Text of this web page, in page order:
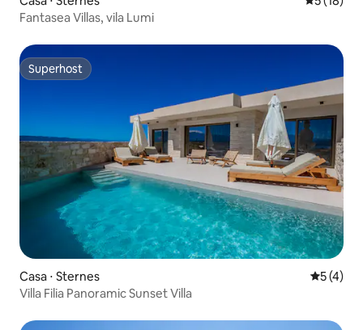
Fantasea Villas, vila Lumi
Superhost
Superhost
Casa ⋅ Sternes 5 de
5 (4)
Villa Filia Panoramic Sunset Villa